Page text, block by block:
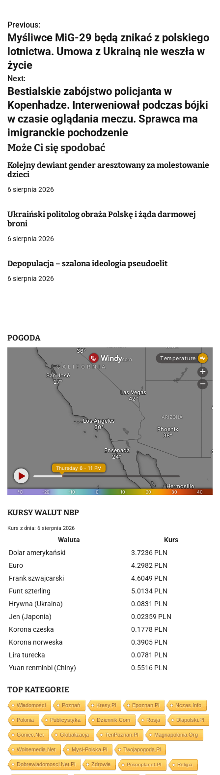
N
a
w
i
g
a
c
j
a
w
p
i
u
Previous:
Myśliwce MiG-29 będą znikać z polskiego
lotnictwa. Umowa z Ukrainą nie weszła w
życie
Next:
Bestialskie zabójstwo policjanta w
Kopenhadze. Interweniował podczas bójki
w czasie oglądania meczu. Sprawca ma
imigranckie pochodzenie
Może Ci się spodobać
Kolejny dewiant gender aresztowany za molestowanie
dzieci
6 sierpnia 2026
Ukraiński politolog obraża Polskę i żąda darmowej
broni
6 sierpnia 2026
Depopulacja – szalona ideologia pseudoelit
6 sierpnia 2026
POGODA
KURSY WALUT NBP
Kurs z dnia: 6 sierpnia 2026
Waluta
Kurs
Dolar amerykański
3.7236 PLN
Euro
4.2982 PLN
Frank szwajcarski
4.6049 PLN
Funt szterling
5.0134 PLN
Hrywna (Ukraina)
0.0831 PLN
Jen (Japonia)
0.02359 PLN
Korona czeska
0.1778 PLN
Korona norweska
0.3905 PLN
Lira turecka
0.0781 PLN
Yuan renminbi (Chiny)
0.5516 PLN
TOP KATEGORIE
Wiadomości Poznań Kresy.pl Epoznan.pl Nczas.info
Polonia Publicystyka Dziennik.com Rosja Dlapolski.pl
Goniec.net Globalizacja TenPoznan.pl Magnapolonia.org
Wolnemedia.net Mysl-Polska.pl Twojapogoda.pl
Dobrewiadomosci.net.pl Zdrowie Prisonplanet.pl Religia